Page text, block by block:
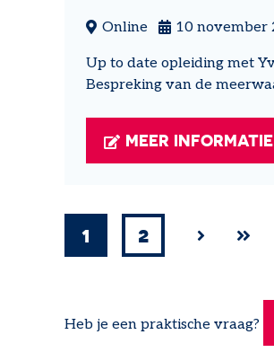
Online 10 november
Up to date opleiding met
Bespreking van de
MEER INFORMATIE
Huidige
1 Pagina
2
Volgende
››
Last
Heb je een praktische vraag?